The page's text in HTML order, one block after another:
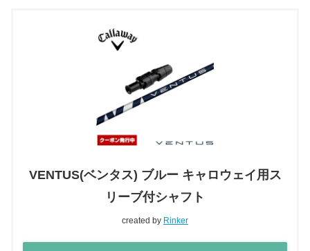
VENTUS(ベンタス) ブルー キャロウェイ用ス
リーブ付シャフト
created by Rinker